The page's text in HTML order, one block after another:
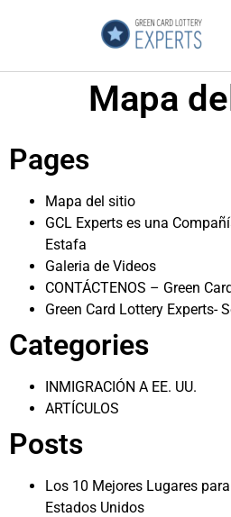
Mapa
Pages
Mapa del sitio
GCL Experts es una
Estafa
Galeria de Videos
CONTÁCTENOS – Green
Green Card Lottery Experts-
Categories
INMIGRACIÓN A EE. UU.
ARTÍCULOS
Posts
Los 10 Mejores Lugares
Estados Unidos